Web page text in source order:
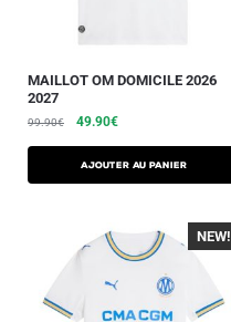
MAILLOT OM DOMICILE 2026
2027
99.90€ 49.90€
AJOUTER AU PANIER
-40%
NEW!